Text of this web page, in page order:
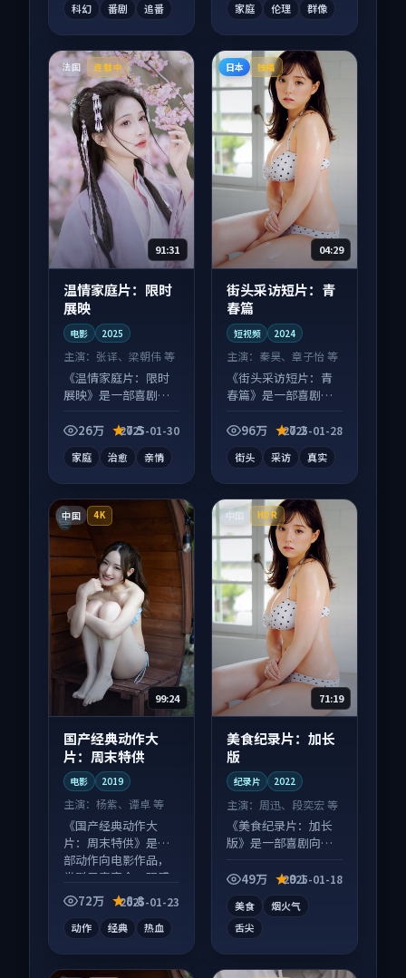
科幻 番剧 追番 家庭 伦理 群像
法国 连载中
91:31
温情家庭片：限时
展映
电影 2025
主演： 张译、梁朝伟 等
《温情家庭片：限时
展映》是一部喜剧向
别错过，字幕区常有
26万 7.5
2025-01-30
家庭 治愈 亲情
日本 独播
04:29
街头采访短片：青
春篇
短视频 2024
主演： 秦昊、章子怡 等
《街头采访短片：青
春篇》是一部喜剧向
事并行，细节值得二
96万 7.2
2025-01-28
街头 采访 真实
中国 4K
99:24
国产经典动作大
片：周末特供
电影 2019
主演： 杨紫、谭卓 等
《国产经典动作大
片：周末特供》是一
部动作向电影作品，
类型元素齐全，观感
爽快不拖沓。
72万 8.8
2025-01-23
动作 经典 热血
中国 HDR
71:19
美食纪录片：加长
版
纪录片 2022
主演： 周迅、段奕宏 等
《美食纪录片：加长
版》是一部喜剧向纪
信息量大，适合沉浸
49万 9.1
2025-01-18
美食
烟火气
舌尖